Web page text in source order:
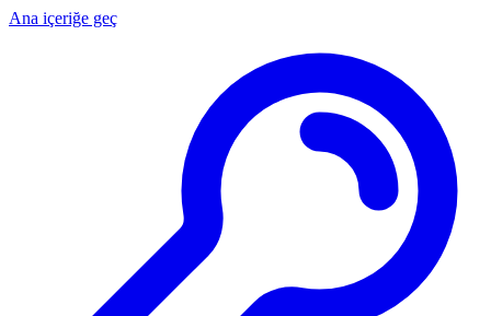
Ana içeriğe geç